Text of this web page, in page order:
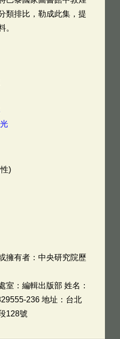
類排比，勒成此集，提
。
)
擁有者：中央研究院歷
室：編輯出版部 姓名：
236 地址：台北
128號